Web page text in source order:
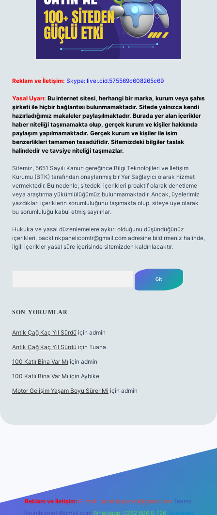
Reklam ve İletişim: Skype: live:.cid.575569c608265c69
Yasal Uyarı: Bu internet sitesi, herhangi bir marka, kurum veya şahıs
şirketi ile hiçbir bağlantısı bulunmamaktadır. Sitede yalnızca kendi
hazırladığımız makaleler paylaşılmaktadır. Burada yer alan içerikler
haber niteliği taşımamakta olup, gerçek kurum ve kişiler hakkında
paylaşım yapılmamaktadır. Gerçek kurum ve kişiler ile isim
benzerlikleri tamamen tesadüfidir. Sitemizdeki bilgiler taslak
halindedir ve tavsiye niteliği taşımazlar.
Sitemiz, 5651 Sayılı Kanun gereğince Bilgi Teknolojileri ve İletişim
Kurumu (BTK) tarafından onaylanmış bir Yer Sağlayıcı olarak hizmet
vermektedir. Bu nedenle, sitedeki içerikleri proaktif olarak denetleme
veya araştırma yükümlülüğümüz bulunmamaktadır. Ancak, üyelerimiz
yazdıkları içeriklerin sorumluluğunu taşımakta olup, siteye üye olarak
bu sorumluluğu kabul etmiş sayılırlar.
Hukuka ve yasal düzenlemelere aykırı olduğunu düşündüğünüz
içerikleri, backlinkpanelicomtr@gmail.com adresine bildirmeniz halinde,
ilgili içerikler yasal süre içerisinde sitemizden kaldırılacaktır.
SON YORUMLAR
Antik Çağ Kaç Yıl Sürdü için admin
Antik Çağ Kaç Yıl Sürdü için Tuana
100 Katlı Bina Var Mı için admin
100 Katlı Bina Var Mı için Aybike
Motor Gelişim Yaşam Boyu Sürer Mi için admin
Reklam ve İletişim: E-mail: backlinkpaneli@gmail.com Teams:
forumhizmeti@gmail.com Whatsapp: 0262 606 0 726 Telegram: